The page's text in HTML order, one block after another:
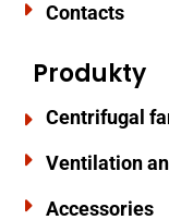
Contacts
Produkty
Centrifugal
Ventilation
Accessories